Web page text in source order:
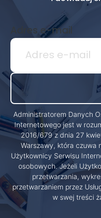
Adres e-mail
Administratorem Danych
Internetowego jest w
2016/679 z dnia 27
Warszawy, która czuwa
Użytkownicy Serwisu
osobowych. Jeżeli
przetwarzania,
przetwarzaniem przez
w swej treści